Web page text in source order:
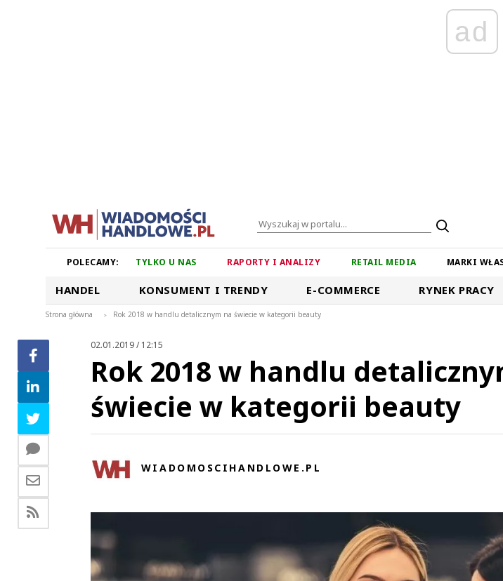
ad
POLECAMY: TYLKO U NAS RAPORTY I ANALIZY RETAIL MEDIA MARKI
HANDEL KONSUMENT I TRENDY E-COMMERCE RYNEK PRACY
Strona główna > Rok 2018 w handlu detalicznym na świecie w kategorii beauty
02.01.2019 / 12:15
Rok 2018 w handlu
świecie w kategorii beauty
WIADOMOSCIHANDLOWE.PL